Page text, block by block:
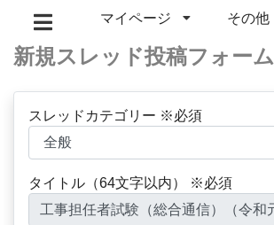
マイページ その他
新規スレッド投稿フォーム
スレッドカテゴリー ※必須
タイトル（64文字以内） ※必須